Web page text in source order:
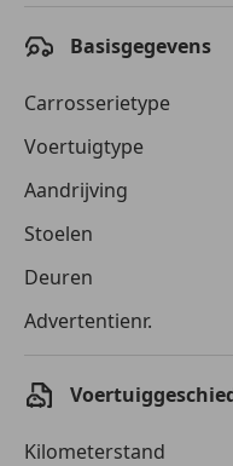
Basisgegevens
Carrosserietype
Voertuigtype
Aandrijving
Stoelen
Deuren
Advertentienr.
Kilometerstand